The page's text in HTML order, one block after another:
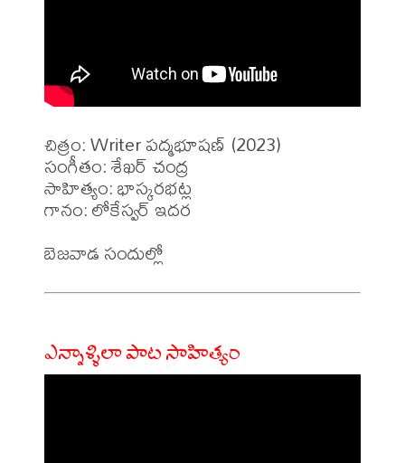
చిత్రం: Writer పద్మభూషణ్ (2023)
సంగీతం: శేఖర్ చంద్ర
సాహిత్యం: భాస్కరభట్ల
గానం: లోకేస్వర్ ఇదర
ఎన్నాళ్ళిలా పాట సాహిత్యం